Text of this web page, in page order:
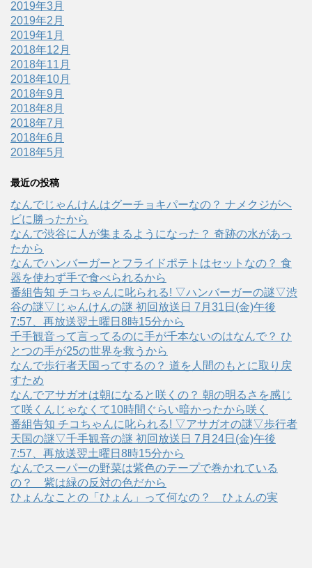
2019年3月
2019年2月
2019年1月
2018年12月
2018年11月
2018年10月
2018年9月
2018年8月
2018年7月
2018年6月
2018年5月
最近の投稿
なんでじゃんけんはグーチョキパーなの？ ナメクジがヘ
ビに勝ったから
なんで渋谷に人が集まるようになった？ 奇跡の水があっ
たから
なんでハンバーガーとフライドポテトはセットなの？ 食
器を使わず手で食べられるから
番組告知 チコちゃんに叱られる! ▽ハンバーガーの謎▽渋
谷の謎▽じゃんけんの謎 初回放送日 7月31日(金)午後
7:57、再放送翌土曜日8時15分から
千手観音って言ってるのに手が千本ないのはなんで？ ひ
とつの手が25の世界を救うから
なんで歩行者天国ってするの？ 道を人間のもとに取り戻
すため
なんでアサガオは朝になると咲くの？ 朝の明るさを感じ
て咲くんじゃなくて10時間ぐらい暗かったから咲く
番組告知 チコちゃんに叱られる! ▽アサガオの謎▽歩行者
天国の謎▽千手観音の謎 初回放送日 7月24日(金)午後
7:57、再放送翌土曜日8時15分から
なんでスーパーの野菜は紫色のテープで巻かれている
の？ 紫は緑の反対の色だから
ひょんなことの「ひょん」って何なの？ ひょんの実